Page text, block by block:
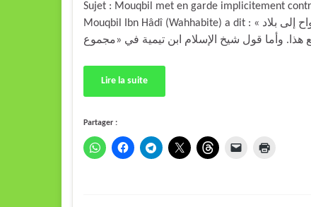
Sujet : Mouqbil met en garde implicitement
Mouqbil Ibn Hâdî (Wahhabite) a dit : « أما القول بفناء النار فقد قال به ابن القيم في كتابه «حادي الأرواح إلى بلاد
Lire la suite
Partager :